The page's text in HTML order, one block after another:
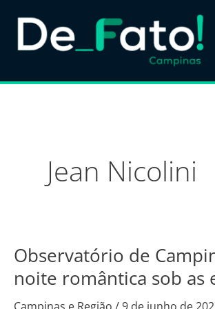
para
Jean Nicolini
Observatório de
noite romântica sob as
Observatório
Campinas